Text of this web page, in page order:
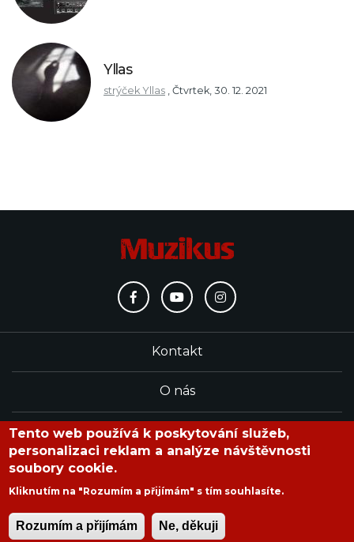
Yllas
strýček Yllas , Čtvrtek, 30. 12. 2021
Kontakt
O nás
Redakce
Copyright © 2020 Muzikus s.r.o.
Tento web používá k poskytování služeb,
personalizaci reklam a analýze návštěvnosti
soubory cookie.
Kliknutím na "Rozumím a přijímám" s tím souhlasíte.
Rozumím a přijímám Ne, děkuji